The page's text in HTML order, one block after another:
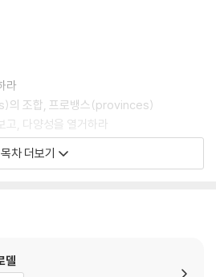
라
의 조합, 프로뱅스(provinces)
고, 다양성을 열거하라
하기
까?
식
목차 더보기
델